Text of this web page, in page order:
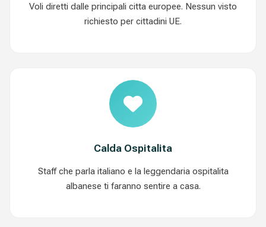
Voli diretti dalle principali citta europee. Nessun visto
richiesto per cittadini UE.
Calda Ospitalita
Staff che parla italiano e la leggendaria ospitalita
albanese ti faranno sentire a casa.